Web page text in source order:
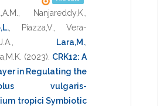
Nanjareddy,K.
Piazza,V.
Vera-
Lara,M.
(2023) CRK12: A
in Regulating the
vulgaris-
tropici Symbiotic